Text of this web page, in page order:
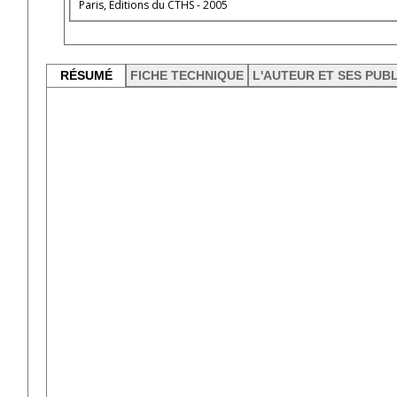
Paris, Éditions du CTHS - 2005
RÉSUMÉ FICHE TECHNIQUE L'AUTEUR ET SES